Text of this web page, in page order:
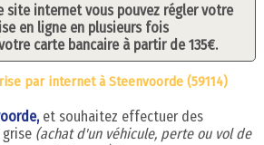
site internet vous pouvez régler votre
en ligne en plusieurs fois
carte bancaire à partir de 135€.
par internet à Steenvoorde (59114)
et souhaitez effectuer des
(achat d'un véhicule, perte ou vol de